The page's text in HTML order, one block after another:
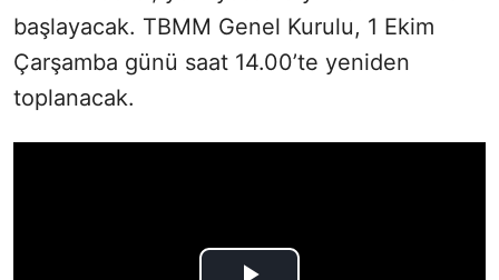
başlayacak. TBMM Genel Kurulu, 1 Ekim
Çarşamba günü saat 14.00’te yeniden
toplanacak.